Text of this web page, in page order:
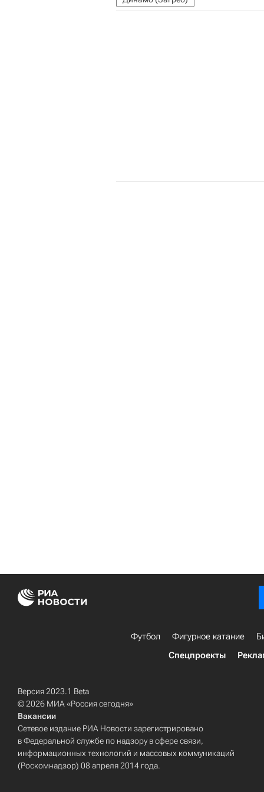
Футбол Фигурное катание
Спецпроекты
Версия 2023.1 Beta
© 2026 МИА «Россия сегодня»
Вакансии
Сетевое издание РИА Новости зарегистрировано
в Федеральной службе по надзору в сфере связи,
информационных технологий и массовых коммуникаций
(Роскомнадзор) 08 апреля 2014 года.